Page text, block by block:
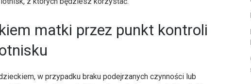
matki przez punkt kontroli
w przypadku braku podejrzanych czynności lub